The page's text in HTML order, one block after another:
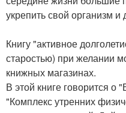
укрепить свой организм и
Книгу "активное
старостью) при желании
книжных магазинах.
В этой книге говорится о
"Комплекс утренних